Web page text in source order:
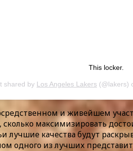
This locker.
shared by Los Angeles Lakers (@lakers)
и живейшем
максимизировать
лучшие качества будут
одного из лучших